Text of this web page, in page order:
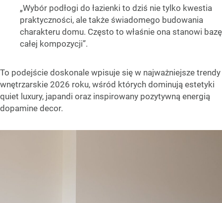
„Wybór podłogi do łazienki to dziś nie tylko kwestia
praktyczności, ale także świadomego budowania
charakteru domu. Często to właśnie ona stanowi bazę
całej kompozycji”.
To podejście doskonale wpisuje się w najważniejsze trendy
wnętrzarskie 2026 roku, wśród których dominują estetyki
quiet luxury, japandi oraz inspirowany pozytywną energią
dopamine decor.